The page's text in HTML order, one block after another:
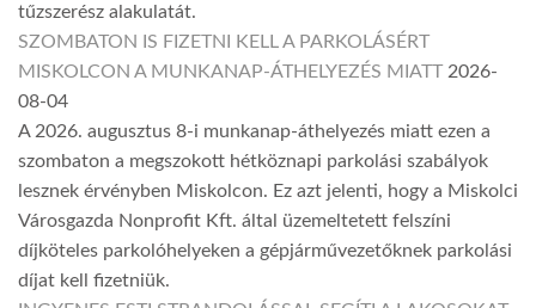
tűzszerész alakulatát.
SZOMBATON IS FIZETNI KELL A PARKOLÁSÉRT
MISKOLCON A MUNKANAP-ÁTHELYEZÉS MIATT 2026-
08-04
A 2026. augusztus 8-i munkanap-áthelyezés miatt ezen a
szombaton a megszokott hétköznapi parkolási szabályok
lesznek érvényben Miskolcon. Ez azt jelenti, hogy a Miskolci
Városgazda Nonprofit Kft. által üzemeltetett felszíni
díjköteles parkolóhelyeken a gépjárművezetőknek parkolási
díjat kell fizetniük.